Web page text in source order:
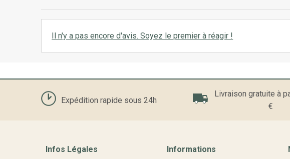
Il n'y a pas encore d'avis. Soyez le premier à réagir !
Expédition rapide sous 24h
Livraison gratuite à
€
Infos Légales
Informations